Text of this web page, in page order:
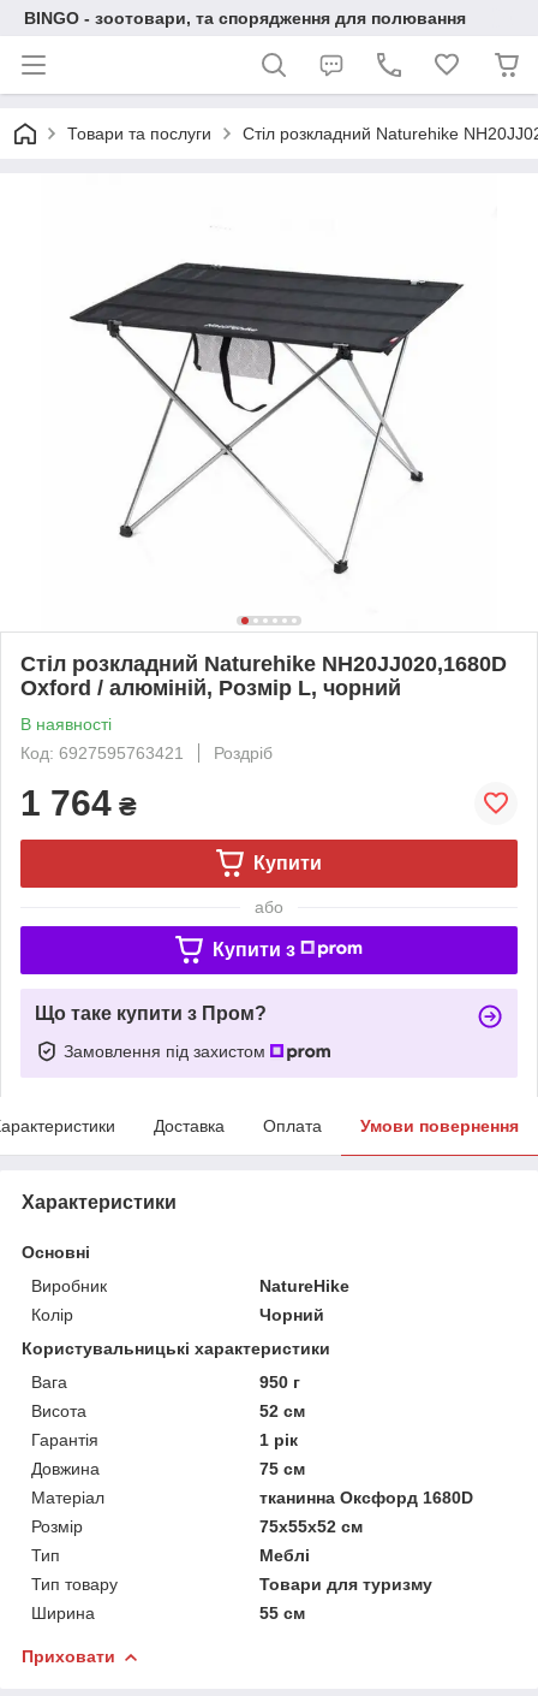
BINGO - зоотовари, та спорядження для полювання
Товари та послуги Стіл розкладний Naturehike
Стіл розкладний Naturehike NH20JJ020,1680D
Oxford / алюміній, Розмір L, чорний
В наявності
Код: 6927595763421
Роздріб
1 764 ₴
Купити
або
Купити з
Що таке купити з Пром?
Замовлення під захистом
Доставка Оплата Умови повернення
Характеристики
Основні
Виробник
NatureHike
Колір
Чорний
Користувальницькі характеристики
Вага
950 г
Висота
52 см
Гарантія
1 рік
Довжина
75 см
Матеріал
тканинна Оксфорд 1680D
Розмір
75х55х52 см
Тип
Меблі
Тип товару
Товари для туризму
Ширина
55 см
Приховати